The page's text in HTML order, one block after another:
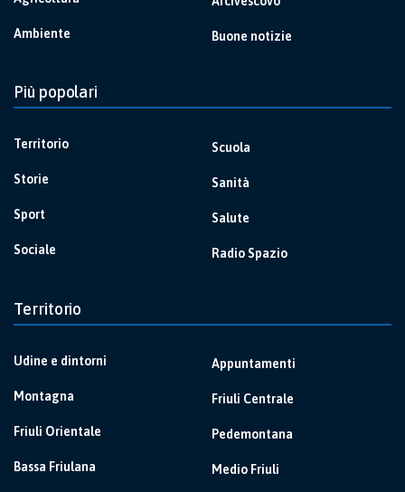
Ambiente Buone notizie
Più popolari
Territorio
Storie
Sport
Sociale
Scuola
Sanità
Salute
Radio Spazio
Territorio
Udine e dintorni
Montagna
Friuli Orientale
Bassa Friulana
Appuntamenti
Friuli Centrale
Pedemontana
Medio Friuli